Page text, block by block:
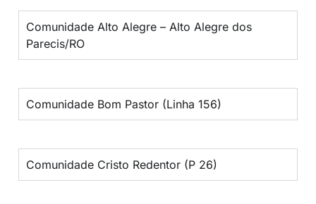
Comunidade Alto Alegre – Alto Alegre dos
Parecis/RO
Comunidade Bom Pastor (Linha 156)
Comunidade Cristo Redentor (P 26)